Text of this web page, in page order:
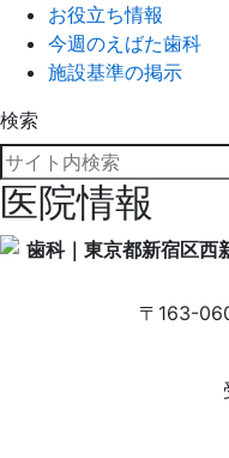
お役立ち情報
今週のえばた歯科
施設基準の掲示
検索
医院情報
〒163-